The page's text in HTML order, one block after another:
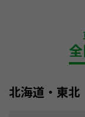
北海道・東北